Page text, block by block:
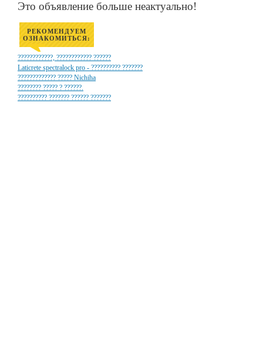
Это объявление больше неактуально!
РЕКОМЕНДУЕМ
ОЗНАКОМИТЬСЯ:
????????????, ???????????? ??????
Laticrete spectralock pro - ?????????? ???????
????????????? ????? Nichiha
???????? ????? ? ??????.
?????????? ??????? ?????? ???????